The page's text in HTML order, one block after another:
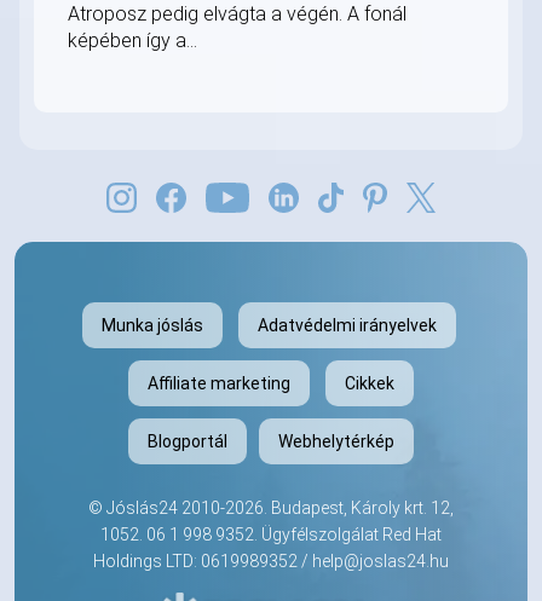
Atroposz pedig elvágta a végén. A fonál
képében így a...
Munka jóslás Adatvédelmi irányelvek
Affiliate marketing Cikkek
Blogportál Webhelytérkép
© Jóslás24 2010-2026. Budapest, Károly krt. 12,
1052. 06 1 998 9352 . Ügyfélszolgálat Red Hat
Holdings LTD: 0619989352 / help@joslas24.hu